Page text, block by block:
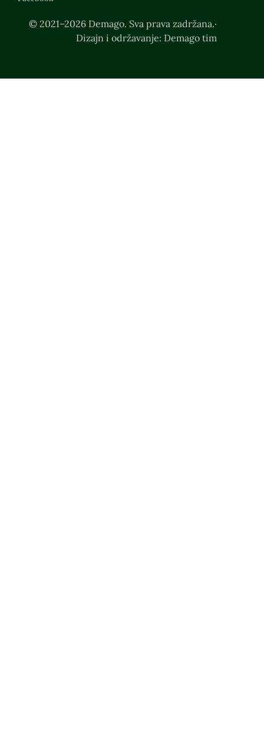
© 2021–2026 Demago. Sva prava zadržana.·
Dizajn i održavanje: Demago tim